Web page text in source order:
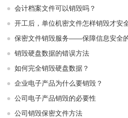
会计档案文件可以销毁吗？
开工后，单位机密文件怎样销毁才安
保密文件销毁服务——保障信息安全
销毁硬盘数据的错误方法
如何完全销毁硬盘数据？
企业电子产品为什么要销毁？
公司电子产品销毁的必要性
公司销毁保密文件方法